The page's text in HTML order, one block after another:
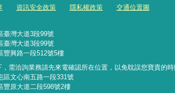
資訊安全政策 隱私權政策 交通位置圖
臺灣大道3段99號
臺灣大道3段99號
豐興路一段512號5樓
需洽詢業務請先來電確認所在位置，以免耽誤您寶貴的時
區文心南五路一段331號
豐原大道二段598號2樓